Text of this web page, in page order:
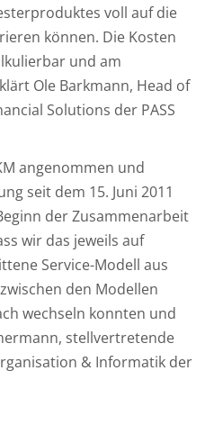
voll auf die
können. Die Kosten
und am
Ole Barkmann, Head of
Solutions der PASS
angenommen und
seit dem 15. Juni 2011
der Zusammenarbeit
wir das jeweils auf
Service-Modell aus
den Modellen
wechseln konnten und
stellvertretende
& Informatik der